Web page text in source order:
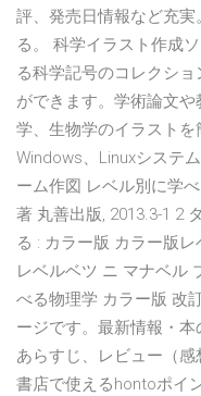
評、発売日情報など充
る。 科学イラスト作成
る科学記号のコレクシ
ができます。学術論文
学、生物学のイラストを
Windows、Linuxシステ
ーム作図 レベル別に学
著 丸善出版, 2013.3-1 2
る : カラー版 カラー版
レベルベツ ニ マナベル
べる物理学 カラー版 改
ージです。最新情報・本
あらすじ、レビュー（感
書店で使えるhontoポイ